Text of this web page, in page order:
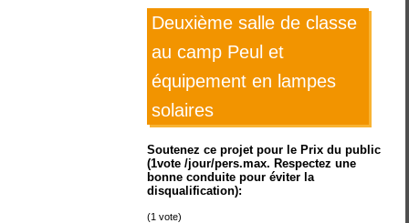
Deuxième salle de classe
au camp Peul et
équipement en lampes
solaires
Soutenez ce projet pour le Prix du public
(1vote /jour/pers.max. Respectez une
bonne conduite pour éviter la
disqualification):
(1 vote)